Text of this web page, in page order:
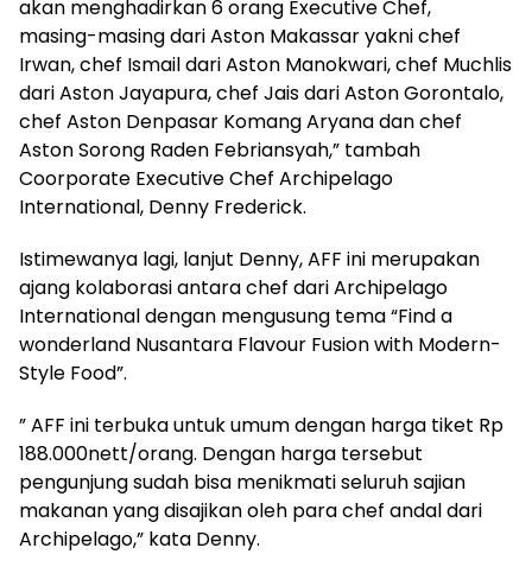
akan menghadirkan 6 orang Executive Chef,
masing-masing dari Aston Makassar yakni chef
Irwan, chef Ismail dari Aston Manokwari, chef Muchlis
dari Aston Jayapura, chef Jais dari Aston Gorontalo,
chef Aston Denpasar Komang Aryana dan chef
Aston Sorong Raden Febriansyah,” tambah
Coorporate Executive Chef Archipelago
International, Denny Frederick.
Istimewanya lagi, lanjut Denny, AFF ini merupakan
ajang kolaborasi antara chef dari Archipelago
International dengan mengusung tema “Find a
wonderland Nusantara Flavour Fusion with Modern-
Style Food”.
” AFF ini terbuka untuk umum dengan harga tiket Rp
188.000nett/orang. Dengan harga tersebut
pengunjung sudah bisa menikmati seluruh sajian
makanan yang disajikan oleh para chef andal dari
Archipelago,” kata Denny.